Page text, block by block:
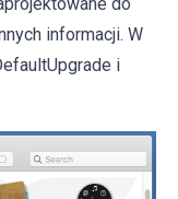
informacji. W
i